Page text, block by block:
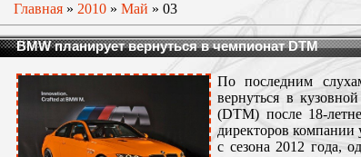
Главная » 2010 » Май » 03
BMW планирует вернуться в чемпионат DTM
По последним
вернуться в
(DTM) после 18-
директоров компании
с сезона 2012 года,